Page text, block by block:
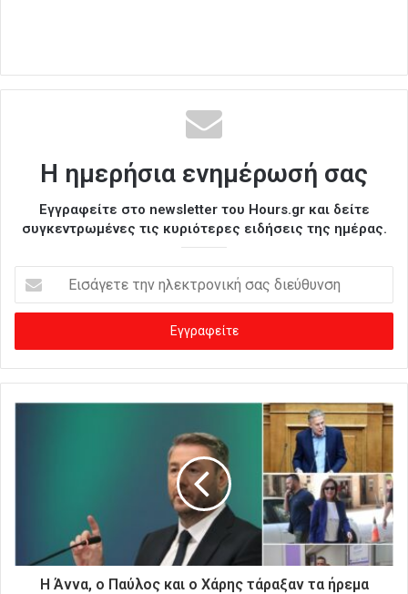
Η ημερήσια ενημέρωσή σας
Εγγραφείτε στο newsletter του Hours.gr και δείτε
συγκεντρωμένες τις κυριότερες ειδήσεις της ημέρας.
σ
γ
ε
ε
Η Άννα, ο Παύλος και ο Χάρης τάραξαν τα ήρεμα